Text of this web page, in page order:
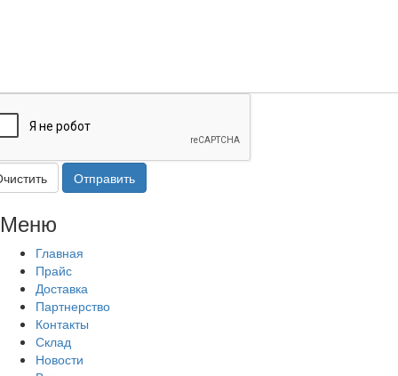
Отправить
Меню
Главная
Прайс
Доставка
Партнерство
Контакты
Склад
Новости